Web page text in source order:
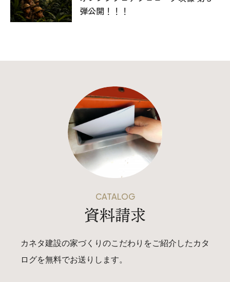
弾公開！！！
CATALOG
資料請求
カネタ建設の家づくりのこだわりをご紹介したカタ
ログを無料でお送りします。